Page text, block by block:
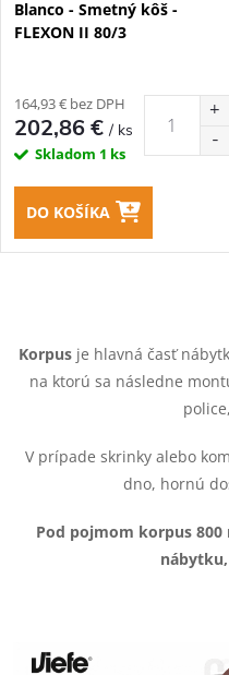
p
o
d
u
t
v
r
o
d
u
k
o
Blanco - Smetný kôš -
FLEXON II 80/3
164,93 € bez DPH
202,86 €/ ks
Skladom 1 ks
DO KOŠÍKA
v
á
Korpusje hlavná časť
na ktorú sa následne
V prípade skrinky alebo
dno, hornú
Pod pojmom korpus